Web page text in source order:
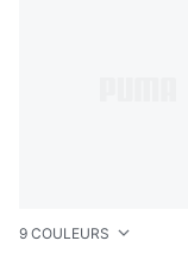
9 COULEURS